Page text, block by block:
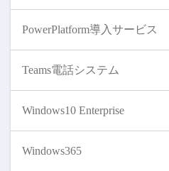
PowerPlatform導入サービス
Teams電話システム
Windows10 Enterprise
Windows365